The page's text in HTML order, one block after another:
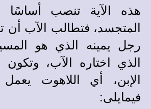
هذه الآية تنصب أساسًا
المتجسد، فتطالب الآب أن
رجل يمينه الذي هو
الذي اختاره الآب،
الإبن، أي اللاهوت
فيمايلى: